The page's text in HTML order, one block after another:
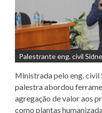
Palestrante eng. civil
Ministrada pelo eng. civil
palestra abordou
agregação de valor aos
como plantas